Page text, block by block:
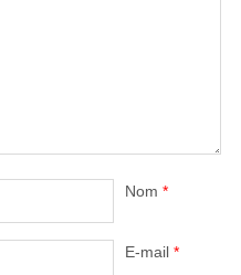
Nom *
E-mail *